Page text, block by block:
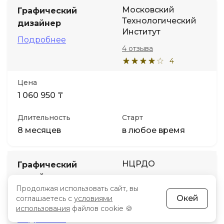
Графический
дизайнер
Подробнее
Московский
Технологический
Институт
4
4 отзыва
Цена
1 060 950 ₸
Длительность
8 месяцев
Старт
в любое время
Графический
дизайн и
визуальные
коммуникации
НЦРДО
Продолжая использовать сайт, вы
соглашаетесь с условиями
использования файлов cookie 🍪
Окей